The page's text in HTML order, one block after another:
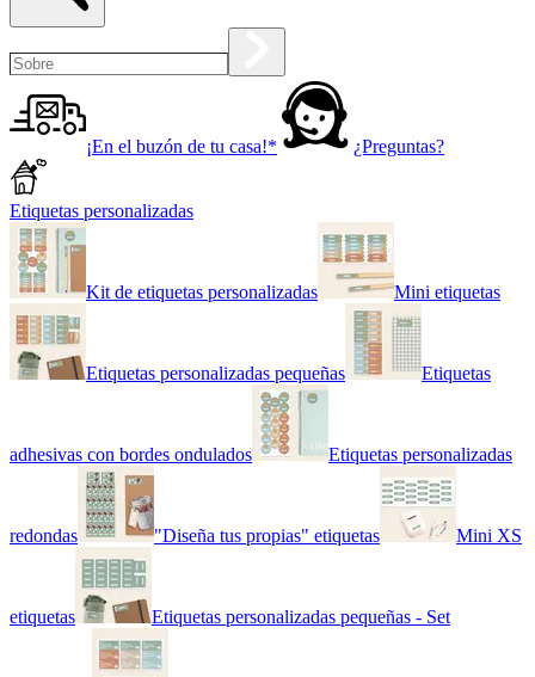
¡En el buzón de tu casa!* ¿Preguntas?
Etiquetas personalizadas
Kit de etiquetas personalizadas Mini etiquetas
Etiquetas personalizadas pequeñas Etiquetas
adhesivas con bordes ondulados Etiquetas personalizadas
redondas "Diseña tus propias" etiquetas Mini XS
etiquetas Etiquetas personalizadas pequeñas - Set